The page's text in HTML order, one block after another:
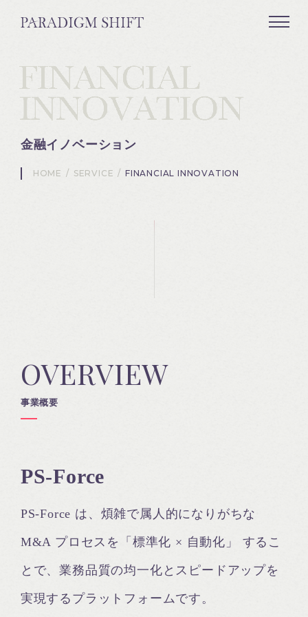
金融イノベーション
HOME / SERVICE / FINANCIAL INNOVATION
OVERVIEW
事業概要
PS-Force
PS‑Force は、煩雑で属人的になりがちな
M&A プロセスを「標準化 × 自動化」 するこ
とで、業務品質の均一化とスピードアップを
実現するプラットフォームです。